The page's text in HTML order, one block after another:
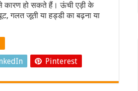
कारण हो सकते हैं। ऊंची एड़ी के
गलत जूती या हड्डी का बढ़ना या
Pinterest